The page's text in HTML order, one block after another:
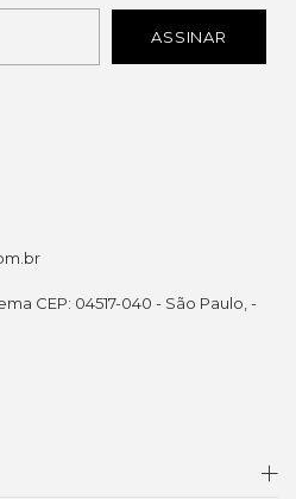
CEP: 04517-040 - São Paulo, -